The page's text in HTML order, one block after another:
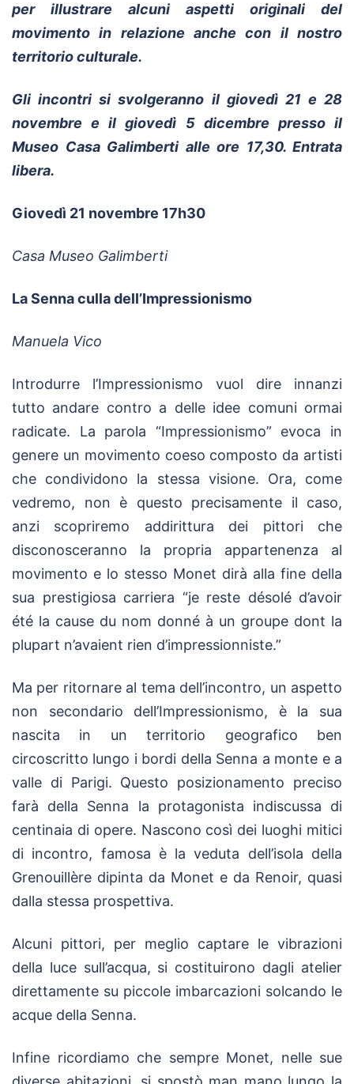
per illustrare alcuni aspetti originali del
movimento in relazione anche con il nostro
territorio culturale.
Gli incontri si svolgeranno il giovedì 21 e 28
novembre e il giovedì 5 dicembre presso il
Museo Casa Galimberti alle ore 17,30. Entrata
libera.
Giovedì 21 novembre 17h30
Casa Museo Galimberti
La Senna culla dell’Impressionismo
Manuela Vico
Introdurre l’Impressionismo vuol dire innanzi
tutto andare contro a delle idee comuni ormai
radicate. La parola “Impressionismo” evoca in
genere un movimento coeso composto da artisti
che condividono la stessa visione. Ora, come
vedremo, non è questo precisamente il caso,
anzi scopriremo addirittura dei pittori che
disconosceranno la propria appartenenza al
movimento e lo stesso Monet dirà alla fine della
sua prestigiosa carriera “je reste désolé d’avoir
été la cause du nom donné à un groupe dont la
plupart n’avaient rien d’impressionniste.”
Ma per ritornare al tema dell’incontro, un aspetto
non secondario dell’Impressionismo, è la sua
nascita in un territorio geografico ben
circoscritto lungo i bordi della Senna a monte e a
valle di Parigi. Questo posizionamento preciso
farà della Senna la protagonista indiscussa di
centinaia di opere. Nascono così dei luoghi mitici
di incontro, famosa è la veduta dell’isola della
Grenouillère dipinta da Monet e da Renoir, quasi
dalla stessa prospettiva.
Alcuni pittori, per meglio captare le vibrazioni
della luce sull’acqua, si costituirono dagli atelier
direttamente su piccole imbarcazioni solcando le
acque della Senna.
Infine ricordiamo che sempre Monet, nelle sue